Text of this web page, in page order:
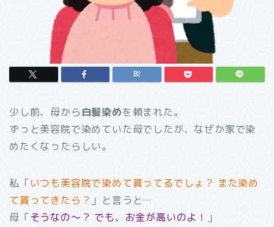
少し前、母から 白髪染めを頼まれた。
ずっと美容院で染めていた母でしたが、なぜか家で染
めたくなったらしい。
私「いつも美容院で染めて貰ってるでしょ？ また染め
て貰ってきたら？ 」と言うと…
母「そうなの～？ でも、お金が高いのよ！
」